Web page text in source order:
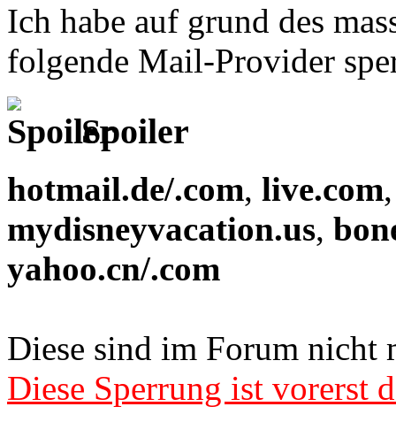
Ich habe auf grund des
folgende Mail-Provider
Spoiler
hotmail.de/.com, live.com
mydisneyvacation.us,
yahoo.cn/.com
Diese sind im Forum nicht
Diese Sperrung ist vorerst